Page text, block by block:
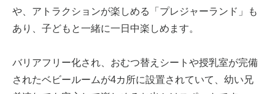
や、アトラクションが楽しめる「プレジャーランド」も
あり、子どもと一緒に一日中楽しめます。
バリアフリー化され、おむつ替えシートや授乳室が完備
されたベビールームが4カ所に設置されていて、幼い兄